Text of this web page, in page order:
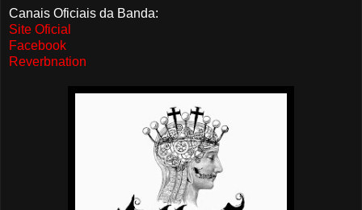
Canais Oficiais da Banda:
Site Oficial
Facebook
Reverbnation